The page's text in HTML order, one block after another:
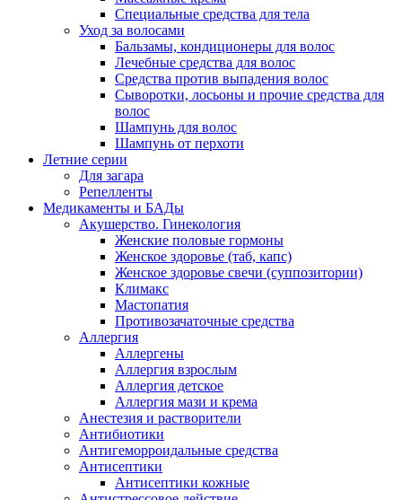
Специальные средства для тела
Уход за волосами
Бальзамы, кондиционеры для волос
Лечебные средства для волос
Средства против выпадения волос
Сыворотки, лосьоны и прочие средства для
волос
Шампунь для волос
Шампунь от перхоти
Летние серии
Для загара
Репелленты
Медикаменты и БАДы
Акушерство. Гинекология
Женские половые гормоны
Женское здоровье (таб, капс)
Женское здоровье свечи (суппозитории)
Климакс
Мастопатия
Противозачаточные средства
Аллергия
Аллергены
Аллергия взрослым
Аллергия детское
Аллергия мази и крема
Анестезия и растворители
Антибиотики
Антигеморроидальные средства
Антисептики
Антисептики кожные